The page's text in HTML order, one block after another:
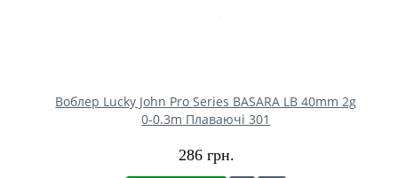
Воблер Lucky John Pro Series BASARA LB 40mm 2g
0-0.3m Плаваючі 301
286 грн.